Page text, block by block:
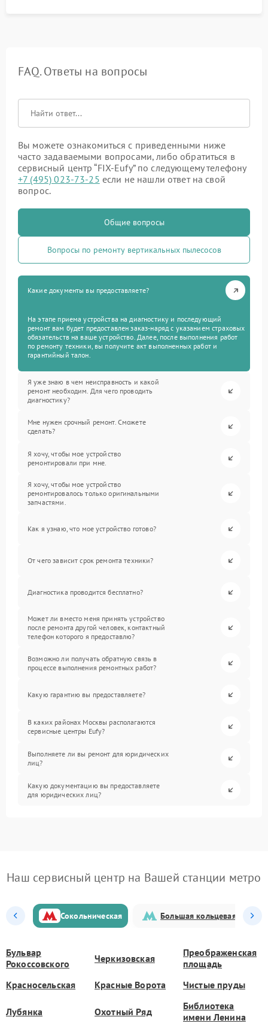
FAQ. Ответы на вопросы
Вы можете ознакомиться с приведенными ниже
часто задаваемыми вопросами, либо обратиться в
сервисный центр “FIX-Eufy” по следующему телефону
+7 (495) 023-73-25 если не нашли ответ на свой
вопрос.
Общие вопросы
Вопросы по ремонту вертикальных пылесосов
Какие документы вы предоставляете?
На этапе приема устройства на диагностику и последующий
ремонт вам будет предоставлен заказ-наряд с указанием страховых
обязательств на ваше устройство. Далее, после выполнения работ
по ремонту техники, вы получите акт выполненных работ и
гарантийный талон.
Я уже знаю в чем неисправность и какой
ремонт необходим. Для чего проводить
диагностику?
Мне нужен срочный ремонт. Сможете
сделать?
Я хочу, чтобы мое устройство
ремонтировали при мне.
Я хочу, чтобы мое устройство
ремонтировалось только оригинальными
запчастями.
Как я узнаю, что мое устройство готово?
От чего зависит срок ремонта техники?
Диагностика проводится бесплатно?
Может ли вместо меня принять устройство
после ремонта другой человек, контактный
телефон которого я предоставлю?
Возможно ли получать обратную связь в
процессе выполнения ремонтных работ?
Какую гарантию вы предоставляете?
В каких районах Москвы располагаются
сервисные центры Eufy?
Выполняете ли вы ремонт для юридических
лиц?
Какую документацию вы предоставляете
для юридических лиц?
Наш сервисный центр на Вашей станции метро
Сокольническая Большая кольцевая
Бульвар
Рокоссовского
Черкизовская
Преображенская
площадь
Красносельская
Красные Ворота Чистые пруды
Лубянка Охотный Ряд
Библиотека
имени Ленина